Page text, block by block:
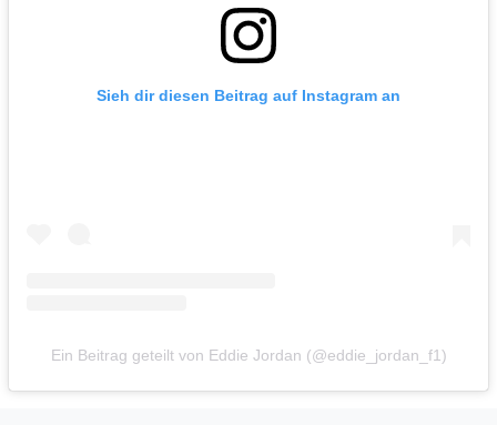
Sieh dir diesen Beitrag auf Instagram an
Ein Beitrag geteilt von Eddie Jordan (@eddie_jordan_f1)